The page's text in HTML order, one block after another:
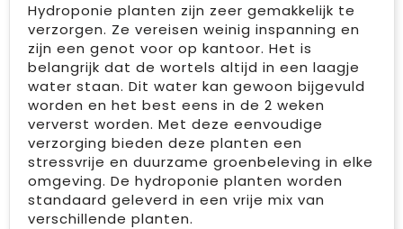
Hydroponie planten zijn zeer gemakkelijk te
verzorgen. Ze vereisen weinig inspanning en
zijn een genot voor op kantoor. Het is
belangrijk dat de wortels altijd in een laagje
water staan. Dit water kan gewoon bijgevuld
worden en het best eens in de 2 weken
ververst worden. Met deze eenvoudige
verzorging bieden deze planten een
stressvrije en duurzame groenbeleving in elke
omgeving. De hydroponie planten worden
standaard geleverd in een vrije mix van
verschillende planten.